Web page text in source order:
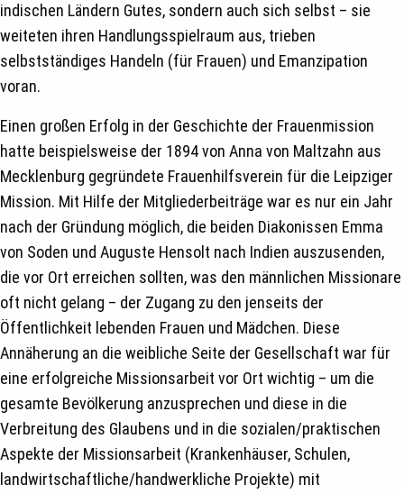
indischen Ländern Gutes, sondern auch sich selbst – sie
weiteten ihren Handlungsspielraum aus, trieben
selbstständiges Handeln (für Frauen) und Emanzipation
voran.
Einen großen Erfolg in der Geschichte der Frauenmission
hatte beispielsweise der 1894 von Anna von Maltzahn aus
Mecklenburg gegründete Frauenhilfsverein für die Leipziger
Mission. Mit Hilfe der Mitgliederbeiträge war es nur ein Jahr
nach der Gründung möglich, die beiden Diakonissen Emma
von Soden und Auguste Hensolt nach Indien auszusenden,
die vor Ort erreichen sollten, was den männlichen Missionare
oft nicht gelang – der Zugang zu den jenseits der
Öffentlichkeit lebenden Frauen und Mädchen. Diese
Annäherung an die weibliche Seite der Gesellschaft war für
eine erfolgreiche Missionsarbeit vor Ort wichtig – um die
gesamte Bevölkerung anzusprechen und diese in die
Verbreitung des Glaubens und in die sozialen/praktischen
Aspekte der Missionsarbeit (Krankenhäuser, Schulen,
landwirtschaftliche/handwerkliche Projekte) mit